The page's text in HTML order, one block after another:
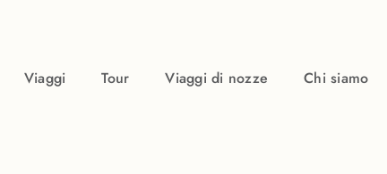
Viaggi Tour Viaggi di nozze Chi siamo